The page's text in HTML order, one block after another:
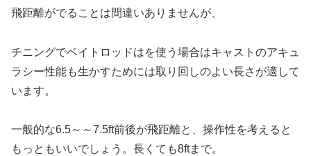
飛距離がでることは間違いありませんが、
チニングでベイトロッドはを使う場合はキャストのアキュ
ラシー性能も生かすためには取り回しのよい長さが適して
います。
一般的な6.5～～7.5ft前後が飛距離と、操作性を考えると
もっともいいでしょう。長くても8ftまで。